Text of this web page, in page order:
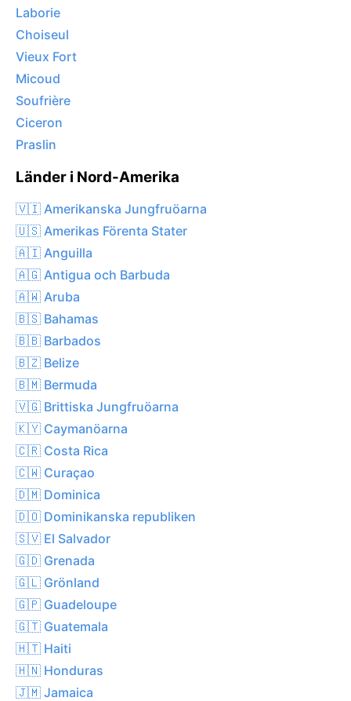
Laborie
Choiseul
Vieux Fort
Micoud
Soufrière
Ciceron
Praslin
Länder i Nord-Amerika
🇻🇮 Amerikanska Jungfruöarna
🇺🇸 Amerikas Förenta Stater
🇦🇮 Anguilla
🇦🇬 Antigua och Barbuda
🇦🇼 Aruba
🇧🇸 Bahamas
🇧🇧 Barbados
🇧🇿 Belize
🇧🇲 Bermuda
🇻🇬 Brittiska Jungfruöarna
🇰🇾 Caymanöarna
🇨🇷 Costa Rica
🇨🇼 Curaçao
🇩🇲 Dominica
🇩🇴 Dominikanska republiken
🇸🇻 El Salvador
🇬🇩 Grenada
🇬🇱 Grönland
🇬🇵 Guadeloupe
🇬🇹 Guatemala
🇭🇹 Haiti
🇭🇳 Honduras
🇯🇲 Jamaica